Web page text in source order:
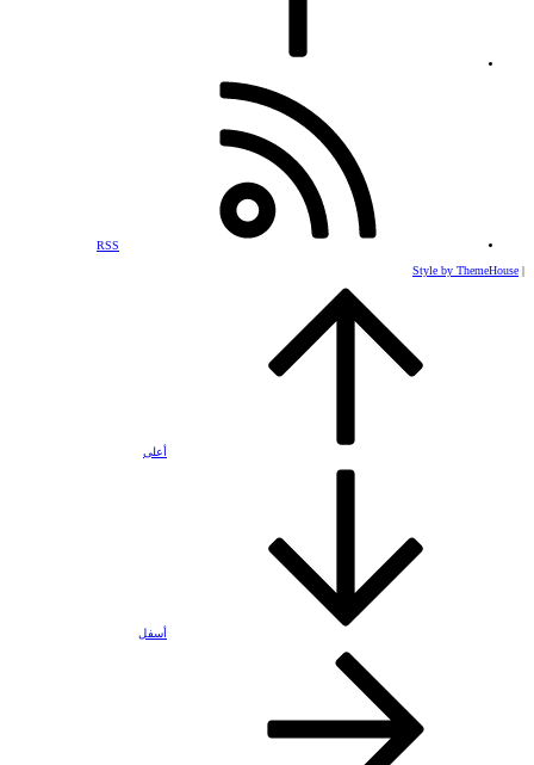
RSS
Style by ThemeHouse
أعلى
أسفل